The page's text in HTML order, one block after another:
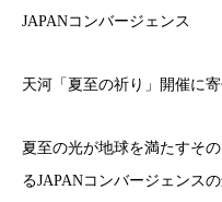
JAPANコンバージェンス
天河「夏至の祈り」開催に
夏至の光が地球を満たすそ
るJAPANコンバージェンス